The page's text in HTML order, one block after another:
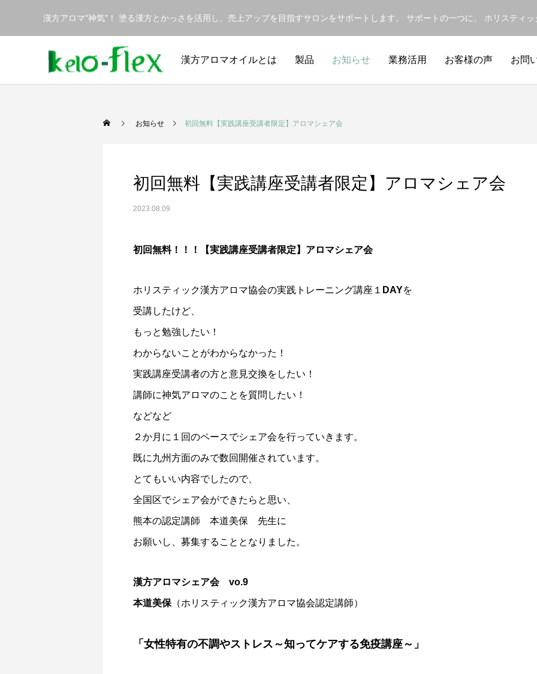
漢方アロマ"神気"！ 塗る漢方とかっさを活用し、売上アップを目指すサロンをサポートします。 サポートの一つに、 ホリスティ
漢方アロマオイルとは 製品 お知らせ 業務活用 お客様の声 お問
お知らせ ​初回無料【実践講座受講者限定】アロマシェア会
​初回無料【実践講座受講者限定】アロマシェア会
2023.08.09
初回無料！！！【実践講座受講者限定 】アロマシェア会
ホリスティック漢方アロマ協会の実践トレーニング講座１DAYを
受講したけど、
もっと勉強したい！
わからないことがわからなかった！
実践講座受講者の方と意見交換をしたい！
講師に神気アロマのことを質問したい！
などなど
２か月に１回のペースでシェア会を行っていきます。
既に九州方面のみで数回開催されています。
とてもいい内容でしたので、
全国区でシェア会ができたらと思い、
熊本の認定講師 本道美保 先生に
お願いし、募集することとなりました。
漢方アロマシェア会 vo.9
本道美保 （ホリスティック漢方アロマ協会認定講師）
「女性特有の不調やストレス～知ってケアする免疫講座～」